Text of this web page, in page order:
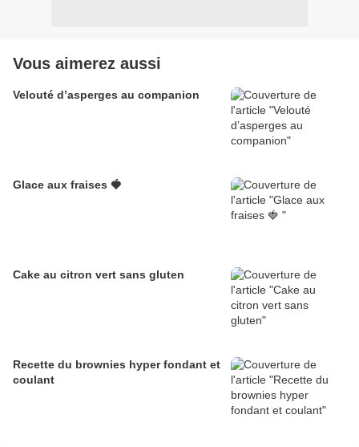
Vous aimerez aussi
Velouté d’asperges au companion
Glace aux fraises 🍓
Cake au citron vert sans gluten
Recette du brownies hyper fondant et
coulant